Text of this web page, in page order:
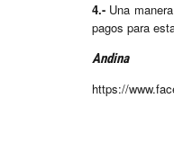
4.- Una
pagos para
Andina
https://